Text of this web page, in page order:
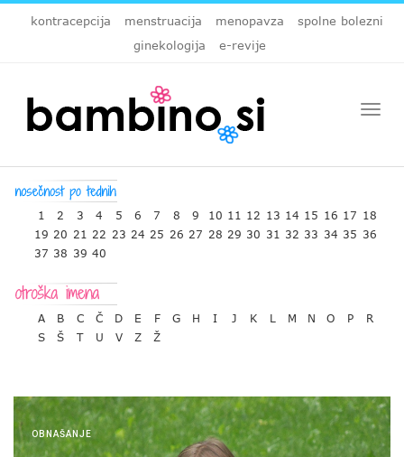
kontracepcija menstruacija menopavza
spolne bolezni
ginekologija
e-revije
1 2 3 4 5 6 7 8 9 10 11 12 13 14 15 16 17 18
19 20 21 22 23 24 25 26 27 28 29 30 31 32 33 34 35 36
37 38 39 40
A B C Č D E F G H I J K L M N O P
R
S
Š T U V Z Ž
OBNAŠANJE